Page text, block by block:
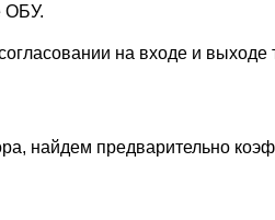
ОБУ.
на входе и выходе
найдем предварительно